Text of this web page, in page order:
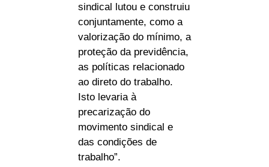
sindical lutou e construiu
conjuntamente, como a
valorização do mínimo, a
proteção da previdência,
as políticas relacionado
ao direto do trabalho.
Isto levaria à
precarização do
movimento sindical e
das condições de
trabalho”.